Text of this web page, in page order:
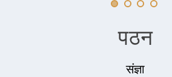
पठन
संज्ञा